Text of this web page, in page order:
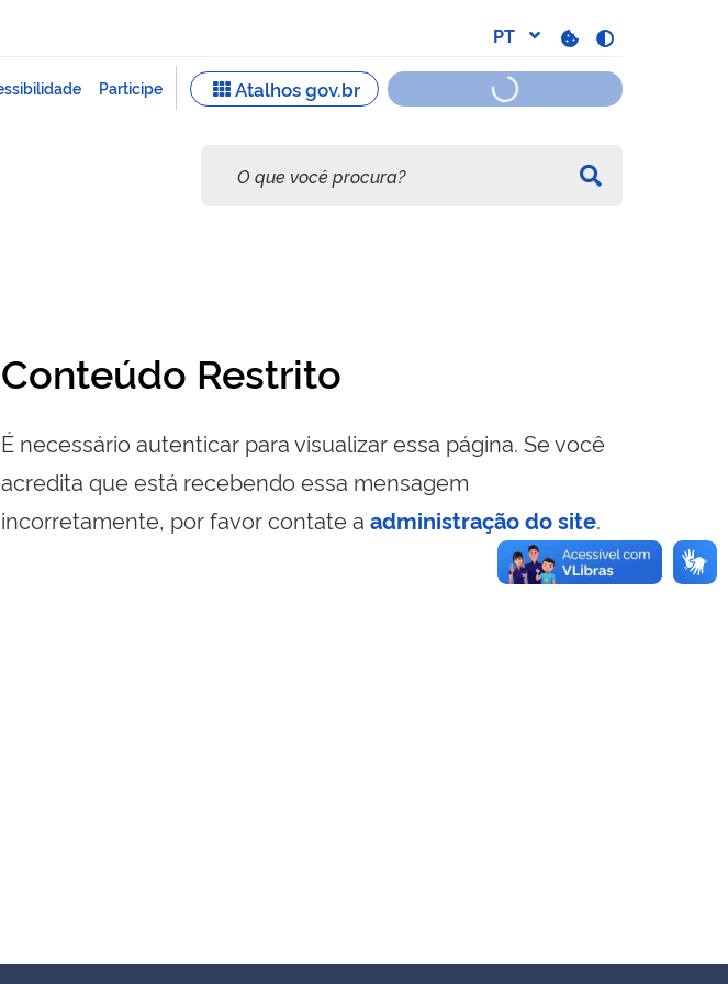
Conteúdo Restrito
É necessário autenticar para visualizar essa página. Se você
acredita que está recebendo essa mensagem
incorretamente, por favor contate a administração do site.